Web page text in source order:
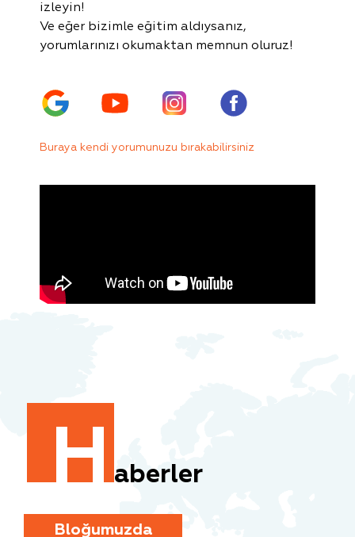
izleyin!
Ve eğer bizimle eğitim aldıysanız,
yorumlarınızı okumaktan memnun oluruz!
Buraya kendi yorumunuzu bırakabilirsiniz
Haberler
Bloğumuzda